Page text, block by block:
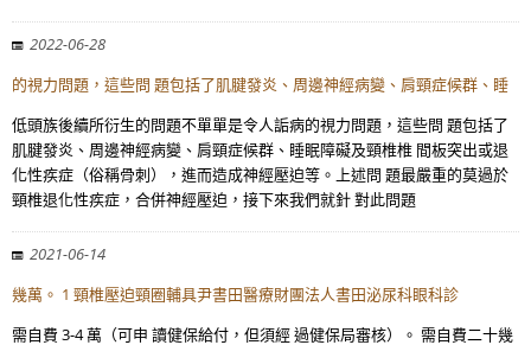
2022-06-28
的視力問題，這些問 題包括了肌腱發炎、周邊神經病變、肩頸症候群、睡
低頭族後續所衍生的問題不單單是令人詬病的視力問題，這些問 題包括了
肌腱發炎、周邊神經病變、肩頸症候群、睡眠障礙及頸椎椎 間板突出或退
化性疾症（俗稱骨刺），進而造成神經壓迫等。上述問 題最嚴重的莫過於
頸椎退化性疾症，合併神經壓迫，接下來我們就針 對此問題
2021-06-14
幾萬。 1 頸椎壓迫頸圈輔具尹書田醫療財團法人書田泌尿科眼科診
需自費 3-4 萬（可申 讀健保給付，但須經 過健保局審核）。 需自費二十幾